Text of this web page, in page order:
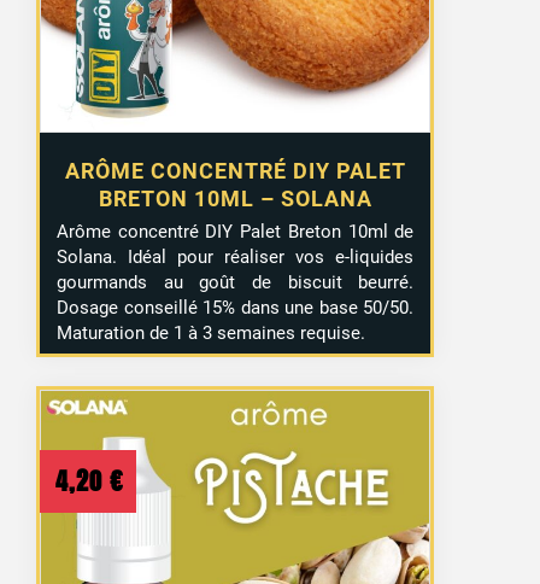
ARÔME CONCENTRÉ DIY PALET
BRETON 10ML – SOLANA
Arôme concentré DIY Palet Breton 10ml de
Solana. Idéal pour réaliser vos e-liquides
gourmands au goût de biscuit beurré.
Dosage conseillé 15% dans une base 50/50.
Maturation de 1 à 3 semaines requise.
4,20 €